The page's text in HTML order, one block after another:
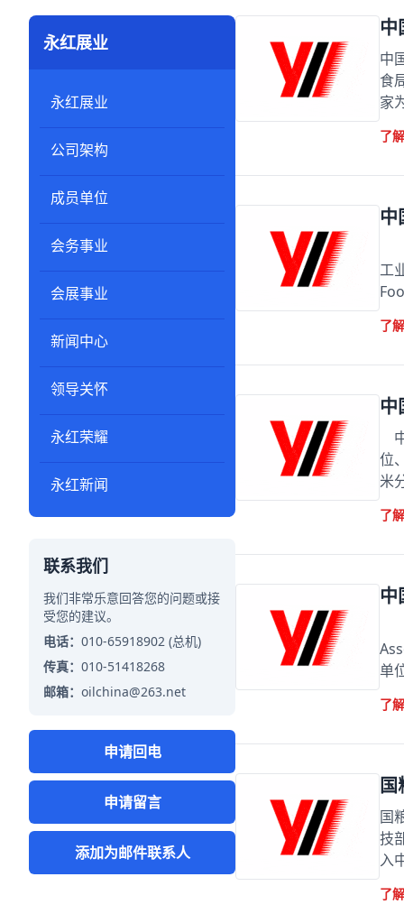
永红展业
永红展业
公司架构
成员单位
会务事业
会展事业
新闻中心
领导关怀
永红荣耀
永红新闻
联系我们
我们非常乐意回答您的问题或接
受您的建议。
电话： 010-65918902 (总机)
传真： 010-51418268
邮箱： oilchina@263.net
申请回电
申请留言
添加为邮件联系人
中
中
食
家
了
中
工
了
中
位
米
了
中
单
了
国
技
入
了